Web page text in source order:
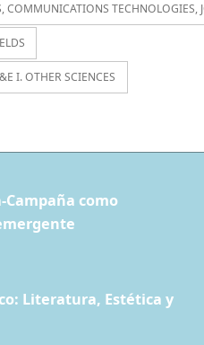
COMMUNICATIONS TECHNOLOGIES,
I. OTHER SCIENCES
como
Literatura, Estética y